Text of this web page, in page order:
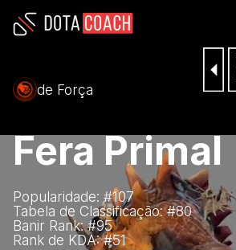
de Força
Fera Primal
Popularidade: #107
Tabela de Classificação: #80
Banir Rank: #95
Rank de KDA: #51